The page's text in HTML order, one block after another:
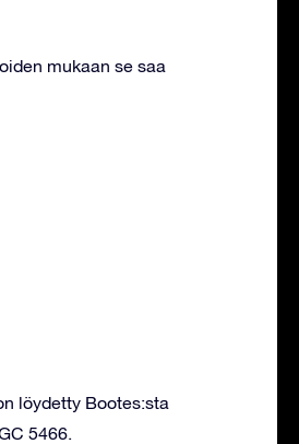
mukaan se saa
löydetty Bootes:sta
5466.